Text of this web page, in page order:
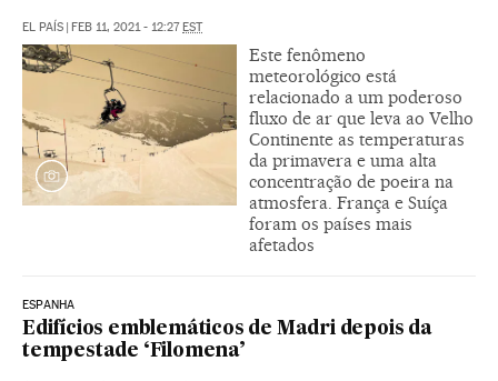
EL PAÍS | FEB 11, 2021 - 12:27EST
Este fenômeno
meteorológico está
relacionado a um poderoso
fluxo de ar que leva ao Velho
Continente as temperaturas
da primavera e uma alta
concentração de poeira na
atmosfera. França e Suíça
foram os países mais
afetados
ESPANHA
Edifícios emblemáticos de Madri depois da
tempestade ‘Filomena’